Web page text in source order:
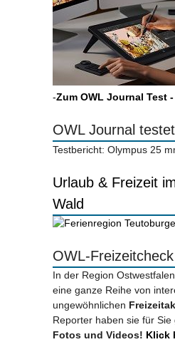
-Zum OWL Journal Test
OWL Journal
Testbericht: Olympus 25
Urlaub & Freizeit
Wald
OWL-Freizeitcheck
In der Region
eine ganze Reihe von
ungewöhnlichen
Reporter haben sie für Sie
Fotos und Videos! Klick